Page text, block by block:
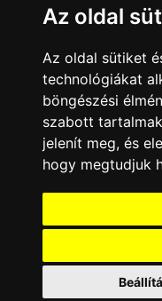
Az oldal
Az oldal sütiket
technológiákat
böngészési
szabott
jelenít meg, és
hogy megtudjuk